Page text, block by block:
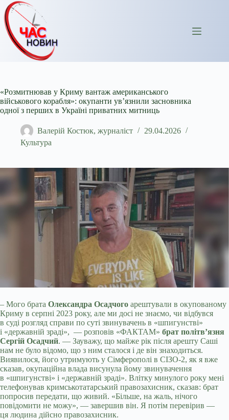
Перейти
до
вмісту
«Розмитнював у Криму вантаж американського
військового корабля»: окупанти ув’язнили засновника
одної з перших в Україні приватних митниць
Валерій Костюк, журналіст
29.04.2026
Культура
– Мого брата Олександра Осадчого арештували в окупованому
Криму в серпні 2023 року, але ми досі не знаємо, чи відбувся
в суді розгляд справи по суті звинувачень в «шпигунстві»
і «державній зраді», — розповів «ФАКТАМ» брат політв’язня
Сергій Осадчий. — Зауважу, що майже рік після арешту Саші
нам не було відомо, що з ним сталося і де він знаходиться.
Виявилося, його утримують у Сімферополі в СІЗО-2, як я вже
сказав, окупаційна влада висунула йому звинувачення
в «шпигунстві» і «державній зраді». Влітку минулого року мені
телефонував кримськотатарський правозахисник, сказав: брат
попросив передати, що живий. «Більше, на жаль, нічого
повідомити не можу», — завершив він. Я потім перевірив —
ця людина дійсно правозахисник.